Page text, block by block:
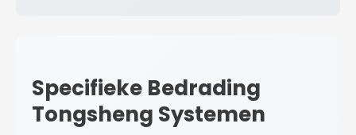
Specifieke Bedrading
Tongsheng Systemen